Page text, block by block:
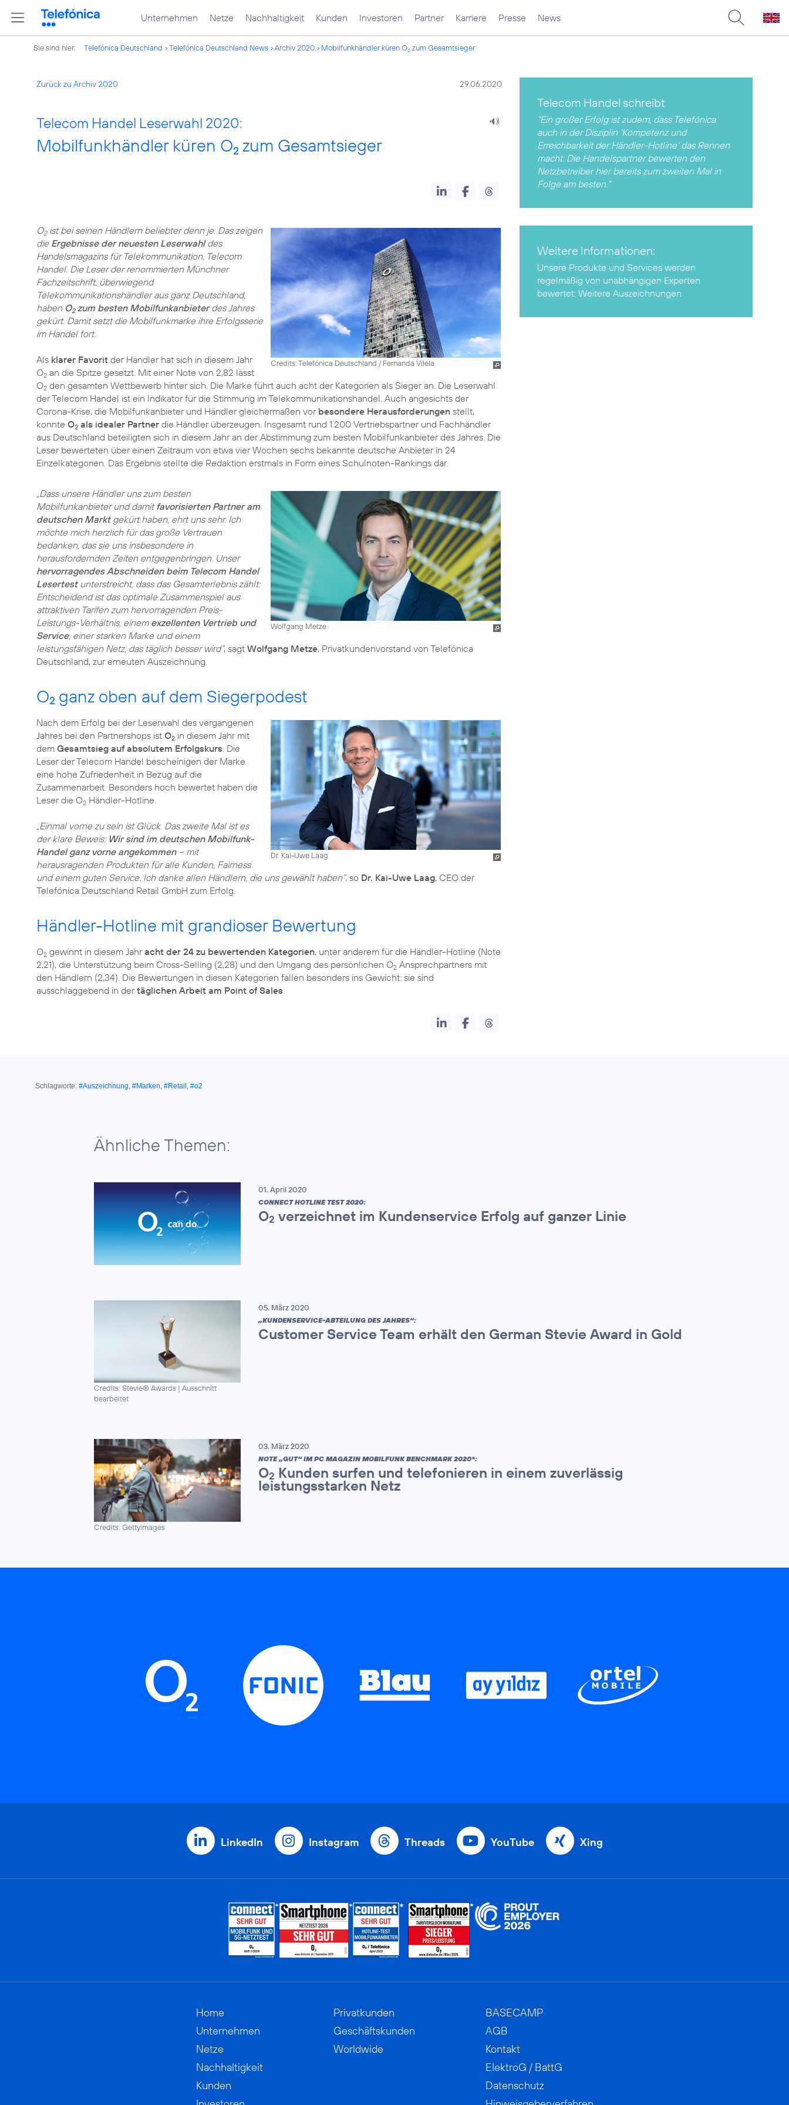
Unternehmen Netze Nachhaltigkeit Kunden Investoren Partner Karriere Presse News
Sie sind hier: Telefónica Deutschland Telefónica Deutschland News Archiv 2020 Mobilfunkhändler küren O2 zum Gesamtsieger
Zurück zu Archiv 2020 29.06.2020
Telecom Handel Leserwahl 2020:
Mobilfunkhändler küren O2 zum Gesamtsieger
Credits: Telefónica Deutschland / Fernanda Vilela
O2ist bei seinen Händlern beliebter denn je. Das zeigen
die Ergebnisse der neuesten Leserwahldes
Handelsmagazins für Telekommunikation, Telecom
Handel. Die Leser der renommierten Münchner
Fachzeitschrift, überwiegend
Telekommunikationshändler aus ganz Deutschland,
haben O2zum besten Mobilfunkanbieterdes Jahres
gekürt. Damit setzt die Mobilfunkmarke ihre Erfolgsserie
im Handel fort.
Als klarer Favorit der Händler hat sich in diesem Jahr
O2 an die Spitze gesetzt. Mit einer Note von 2,82 lässt
O2 den gesamten Wettbewerb hinter sich. Die Marke führt auch acht der Kategorien als Sieger an. Die Leserwahl
der Telecom Handel ist ein Indikator für die Stimmung im Telekommunikationshandel. Auch angesichts der
Corona-Krise, die Mobilfunkanbieter und Händler gleichermaßen vor besondere Herausforderungen stellt,
konnte O2 als idealer Partner die Händler überzeugen. Insgesamt rund 1.200 Vertriebspartner und Fachhändler
aus Deutschland beteiligten sich in diesem Jahr an der Abstimmung zum besten Mobilfunkanbieter des Jahres. Die
Leser bewerteten über einen Zeitraum von etwa vier Wochen sechs bekannte deutsche Anbieter in 24
Einzelkategorien. Das Ergebnis stellte die Redaktion erstmals in Form eines Schulnoten-Rankings dar.
Wolfgang Metze
„Dass unsere Händler uns zum besten
Mobilfunkanbieter und damitfavorisierten Partner am
deutschen Marktgekürt haben, ehrt uns sehr. Ich
möchte mich herzlich für das große Vertrauen
bedanken, das sie uns insbesondere in
herausfordernden Zeiten entgegenbringen. Unser
hervorragendes Abschneiden beim Telecom Handel
Lesertestunterstreicht, dass das Gesamterlebnis zählt:
Entscheidend ist das optimale Zusammenspiel aus
attraktiven Tarifen zum hervorragenden Preis-
Leistungs-Verhältnis, einem exzellenten Vertrieb und
Service, einer starken Marke und einem
leistungsfähigen Netz, das täglich besser wird“, sagt Wolfgang Metze, Privatkundenvorstand von Telefónica
Deutschland, zur erneuten Auszeichnung.
O2 ganz oben auf dem Siegerpodest
Dr. Kai-Uwe Laag
Nach dem Erfolg bei der Leserwahl des vergangenen
Jahres bei den Partnershops ist O2 in diesem Jahr mit
dem Gesamtsieg auf absolutem Erfolgskurs. Die
Leser der Telecom Handel bescheinigen der Marke
eine hohe Zufriedenheit in Bezug auf die
Zusammenarbeit. Besonders hoch bewertet haben die
Leser die O2 Händler-Hotline.
„Einmal vorne zu sein ist Glück. Das zweite Mal ist es
der klare Beweis: Wir sind im deutschen Mobilfunk-
Handel ganz vorne angekommen– mit
herausragenden Produkten für alle Kunden, Fairness
und einem guten Service. Ich danke allen Händlern, die uns gewählt haben“, so Dr. Kai-Uwe Laag, CEO der
Händler-Hotline mit grandioser Bewertung
O2 gewinnt in diesem Jahracht der 24 zu bewertenden Kategorien, unter anderem für die Händler-Hotline (Note
2,21), die Unterstützung beim Cross-Selling (2,28) und den Umgang des persönlichen O2 Ansprechpartners mit
den Händlern (2,34). Die Bewertungen in diesen Kategorien fallen besonders ins Gewicht: sie sind
ausschlaggebend in dertäglichen Arbeit am Point of Sales
Telecom Handel schreibt
"Ein großer Erfolg ist zudem, dass Telefónica
auch in der Disziplin 'Kompetenz und
Erreichbarkeit der Händler-Hotline' das Rennen
macht: Die Handelspartner bewerten den
Netzbetreiber hier bereits zum zweiten Mal in
Folge am besten."
Weitere Informationen:
Unsere Produkte und Services werden
regelmäßig von unabhängigen Experten
bewertet:Weitere Auszeichnungen
Schlagworte: #Auszeichnung, #Marken, #Retail , #o2
Ähnliche Themen:
01. April 2020
CONNECT HOTLINE TEST 2020:
O2 verzeichnet im Kundenservice Erfolg auf ganzer Linie
Credits: Stevie® Awards | Ausschnitt
bearbeitet
05. März 2020
„KUNDENSERVICE-ABTEILUNG DES JAHRES“:
Customer Service Team erhält den German Stevie Award in Gold
Credits: Gettyimages
03. März 2020
NOTE „GUT“ IM PC MAGAZIN MOBILFUNK BENCHMARK 2020*:
O2 Kunden surfen und telefonieren in einem zuverlässig
leistungsstarken Netz
LinkedIn Instagram Threads YouTube Xing
Home
Unternehmen
Netze
Nachhaltigkeit
Kunden
Privatkunden
Geschäftskunden
Worldwide
BASECAMP
AGB
Kontakt
ElektroG / BattG
Datenschutz